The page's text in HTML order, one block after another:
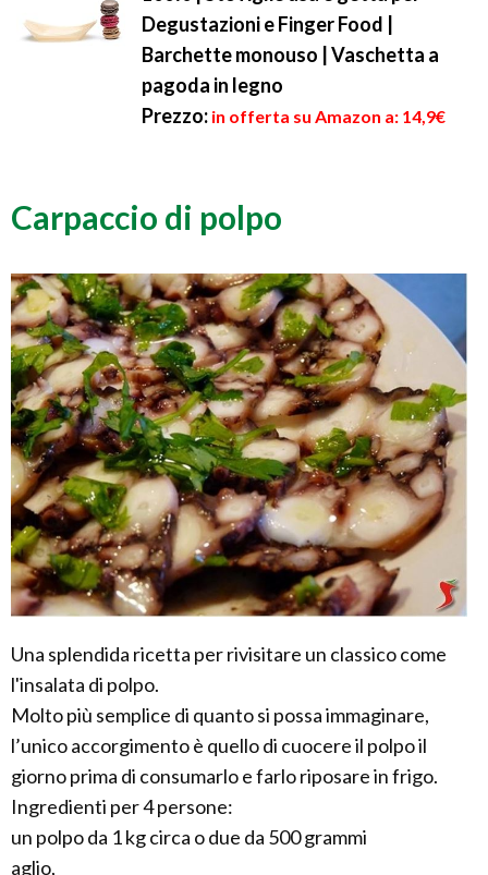
Degustazioni e Finger Food |
Barchette monouso | Vaschetta a
pagoda in legno
Prezzo: in offerta su Amazon a: 14,9€
Carpaccio di polpo
Una splendida ricetta per rivisitare un classico come
l'insalata di polpo.
Molto più semplice di quanto si possa immaginare,
l’unico accorgimento è quello di cuocere il polpo il
giorno prima di consumarlo e farlo riposare in frigo.
Ingredienti per 4 persone:
un polpo da 1 kg circa o due da 500 grammi
aglio,